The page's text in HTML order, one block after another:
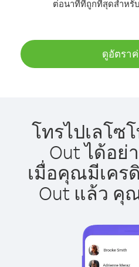
ต่อนาทีที่ถูกที่สุดสำหรั
ดูอัตรา
โทรไปเลโซ
Out ได้อย่
เมื่อคุณมีเคร
Out แล้ว คุ